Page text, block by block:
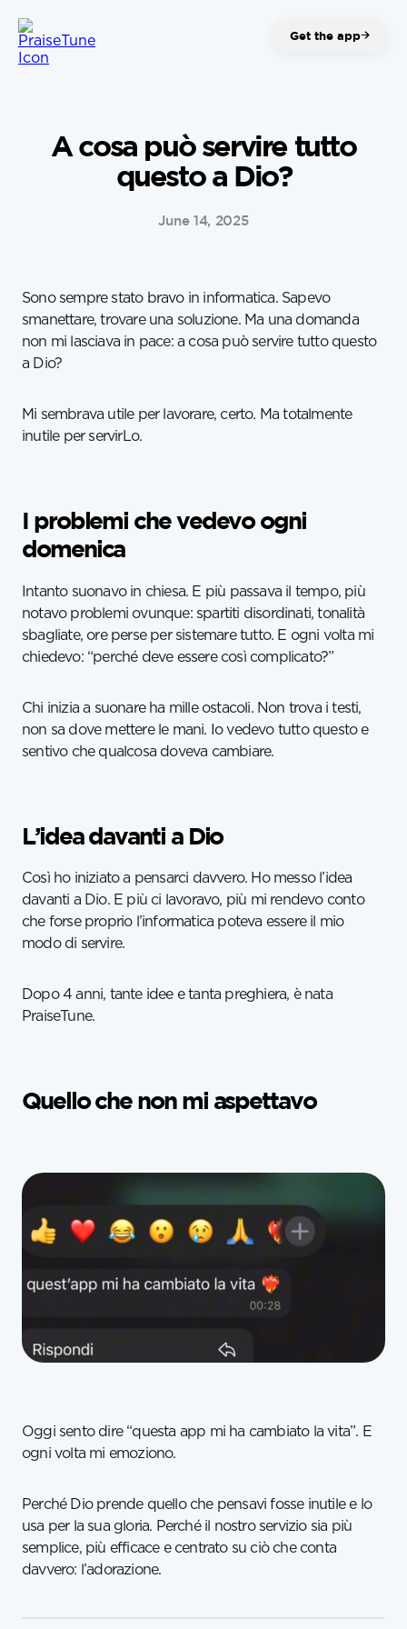
Get the app→
A cosa può servire tutto
questo a Dio?
June 14, 2025
Sono sempre stato bravo in informatica. Sapevo
smanettare, trovare una soluzione. Ma una domanda
non mi lasciava in pace: a cosa può servire tutto questo
a Dio?
Mi sembrava utile per lavorare, certo. Ma totalmente
inutile per servirLo.
I problemi che vedevo ogni
domenica
Intanto suonavo in chiesa. E più passava il tempo, più
notavo problemi ovunque: spartiti disordinati, tonalità
sbagliate, ore perse per sistemare tutto. E ogni volta mi
chiedevo: “perché deve essere così complicato?”
Chi inizia a suonare ha mille ostacoli. Non trova i testi,
non sa dove mettere le mani. Io vedevo tutto questo e
sentivo che qualcosa doveva cambiare.
L’idea davanti a Dio
Così ho iniziato a pensarci davvero. Ho messo l’idea
davanti a Dio. E più ci lavoravo, più mi rendevo conto
che forse proprio l’informatica poteva essere il mio
modo di servire.
Dopo 4 anni, tante idee e tanta preghiera, è nata
PraiseTune.
Quello che non mi aspettavo
Oggi sento dire “questa app mi ha cambiato la vita”. E
ogni volta mi emoziono.
Perché Dio prende quello che pensavi fosse inutile e lo
usa per la sua gloria. Perché il nostro servizio sia più
semplice, più efficace e centrato su ciò che conta
davvero: l’adorazione.